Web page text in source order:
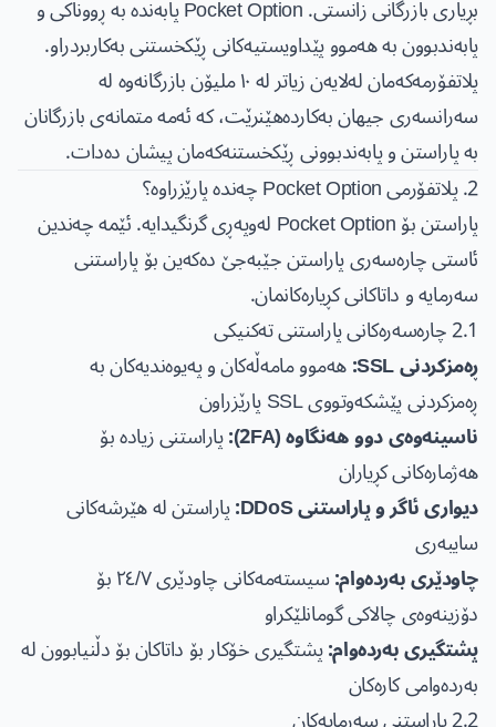
بڕیاری بازرگانی زانستی. Pocket Option پابەندە بە ڕووناکی و
پابەندبوون بە هەموو پێداویستیەکانی ڕێکخستنی بەکاربردراو.
پلاتفۆرمەکەمان لەلایەن زیاتر لە ١٠ ملیۆن بازرگانەوە لە
سەرانسەری جیهان بەکاردەهێنرێت، کە ئەمە متمانەی بازرگانان
بە پاراستن و پابەندبوونی ڕێکخستنەکەمان پیشان دەدات.
2. پلاتفۆرمی Pocket Option چەندە پارێزراوە؟
پاراستن بۆ Pocket Option لەوپەڕی گرنگیدایە. ئێمە چەندین
ئاستی چارەسەری پاراستن جێبەجێ دەکەین بۆ پاراستنی
سەرمایە و داتاکانی کڕیارەکانمان.
2.1 چارەسەرەکانی پاراستنی تەکنیکی
ڕەمزکردنی SSL:
هەموو مامەڵەکان و پەیوەندیەکان بە
ڕەمزکردنی پێشکەوتووی SSL پارێزراون
ناسینەوەی دوو هەنگاوە (2FA):
پاراستنی زیادە بۆ
هەژمارەکانی کڕیاران
دیواری ئاگر و پاراستنی DDoS:
پاراستن لە هێرشەکانی
سایبەری
چاودێری بەردەوام:
سیستەمەکانی چاودێری ٢٤/٧ بۆ
دۆزینەوەی چالاکی گومانلێکراو
پشتگیری بەردەوام:پشتگیری خۆکار بۆ داتاکان بۆ دڵنیابوون لە
بەردەوامی کارەکان